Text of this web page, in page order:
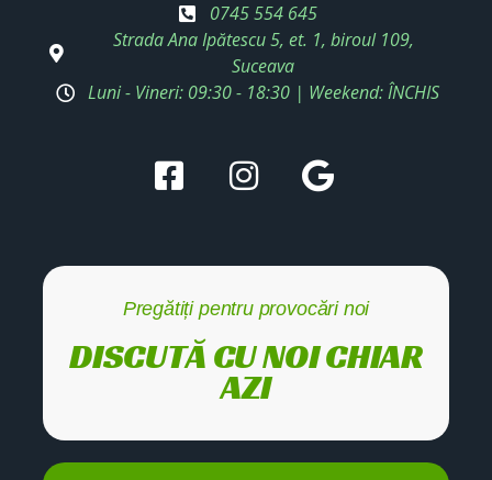
0745 554 645
Strada Ana Ipătescu 5, et. 1, biroul 109,
Suceava
Luni - Vineri: 09:30 - 18:30 | Weekend: ÎNCHIS
Pregătiți pentru provocări noi
DISCUTĂ CU NOI CHIAR
AZI